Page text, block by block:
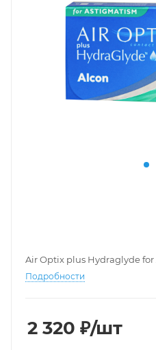
Air Optix plus Hydraglyde
Подробности
2 320 ₽/шт